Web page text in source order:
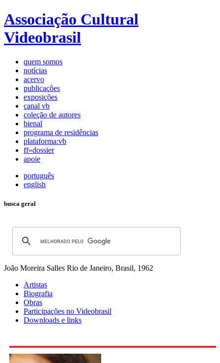
Associação Cultural
Videobrasil
quem somos
notícias
acervo
publicações
exposições
canal vb
coleção de autores
bienal
programa de residências
plataforma:vb
ff»dossier
apoie
português
english
busca geral
João Moreira Salles Rio de Janeiro, Brasil, 1962
Artistas
Biografia
Obras
Participações no Videobrasil
Downloads e links